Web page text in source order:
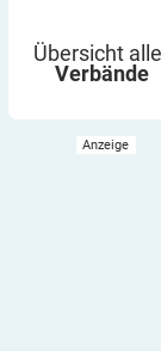
Übersicht
Verbände